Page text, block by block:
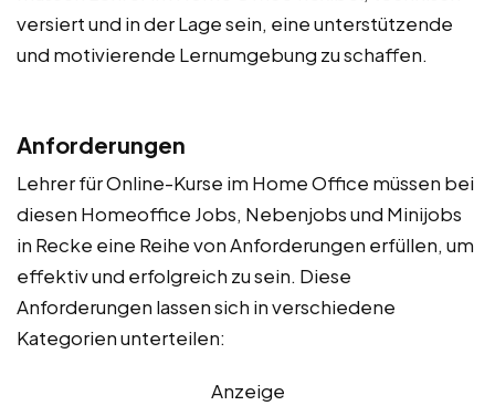
versiert und in der Lage sein, eine unterstützende
und motivierende Lernumgebung zu schaffen.
Anforderungen
Lehrer für Online-Kurse im Home Office müssen bei
diesen Homeoffice Jobs, Nebenjobs und Minijobs
in Recke eine Reihe von Anforderungen erfüllen, um
effektiv und erfolgreich zu sein. Diese
Anforderungen lassen sich in verschiedene
Kategorien unterteilen:
Anzeige